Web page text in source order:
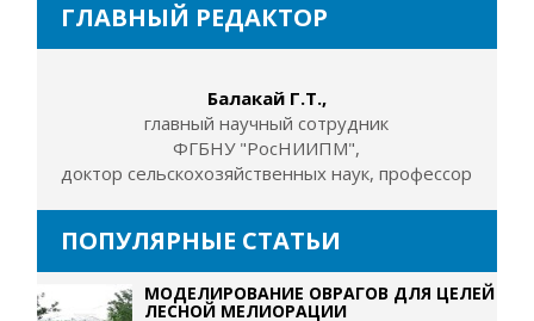
ГЛАВНЫЙ РЕДАКТОР
Балакай Г.Т.,
главный научный сотрудник
ФГБНУ "РосНИИПМ",
доктор сельскохозяйственных наук, профессор
ПОПУЛЯРНЫЕ СТАТЬИ
МОДЕЛИРОВАНИЕ ОВРАГОВ ДЛЯ ЦЕЛЕЙ
ЛЕСНОЙ МЕЛИОРАЦИИ